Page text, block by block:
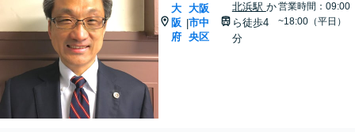
大
阪
府
|
大阪
市中
央区
北浜駅 か
ら徒歩4
分
営業時間：09:00
~18:00（平日）